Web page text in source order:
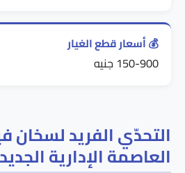
💰 أسعار قطع الغيار
150-900 جنيه
التحدّي الفريد لسخان
العاصمة الإدارية